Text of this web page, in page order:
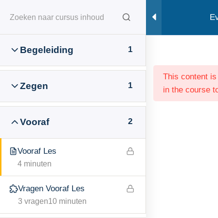
naar
inhoud
Geven
Opleidingen Evangelisatie
Begeleiding 1
Zegen 1
Vooraf 2
Vooraf Les
4 minuten
Vragen Vooraf Les
10 minuten
3 vragen
This content
in the course
Voor ingeschreven studenten:
Inloggen / ww herstel
Socials: